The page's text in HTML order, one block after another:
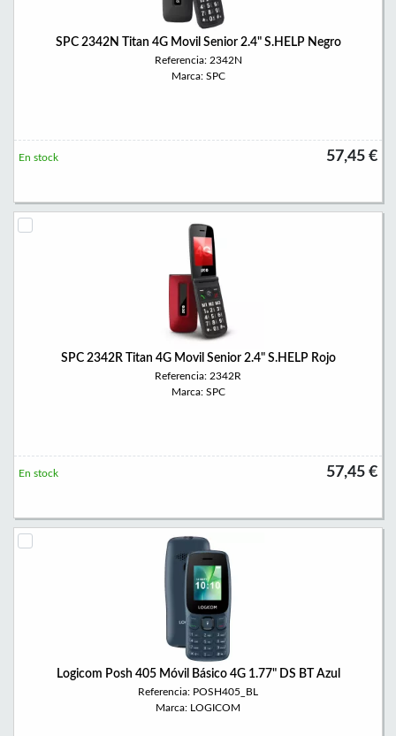
SPC 2342N Titan 4G Movil Senior 2.4" S.HELP Negro
Referencia: 2342N
Marca: SPC
57,45 €
En stock
SPC 2342R Titan 4G Movil Senior 2.4" S.HELP Rojo
Referencia: 2342R
Marca: SPC
57,45 €
En stock
Logicom Posh 405 Móvil Básico 4G 1.77" DS BT Azul
Referencia: POSH405_BL
Marca: LOGICOM